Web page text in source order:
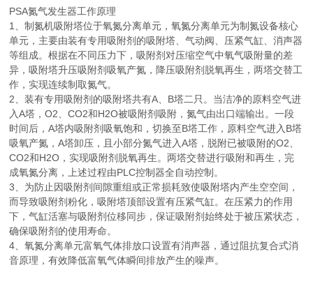
PSA氮气发生器工作原理
1
、制氮机吸附塔位于氧氮分离单元，氧氮分离单元为制氮设备核心
单元，主要由装有专用吸附剂的吸附塔、气动阀、压紧气缸、消声器
等组成。根据在不同压力下，吸附剂对压缩空气中氧气吸附量的差
异，吸附塔升压吸附剂吸氧产氮，降压吸附剂脱氧再生，两塔交替工
作，实现连续制取氮气。
2 、装有专用吸附剂的吸附塔共有A B塔二只。当洁净的原料空气进
入A塔，O2 、CO2和H2O被吸附剂吸附，氮气由出口端输出。一段
时间后，A塔内吸附剂吸氧饱和，切换至B塔工作，原料空气进入 B塔
吸氧产氮，A塔卸压，且小部分氮气进入A塔，脱附已被吸附的O2
CO2和H2O ，实现吸附剂脱氧再生。两塔交替进行吸附和再生，完
成氧氮分离，上述过程由PLC控制器全自动控制。
3 、为防止因吸附剂间隙重组或正常损耗致使吸附塔内产生空空间，
而导致吸附剂粉化，吸附塔顶部设置有压紧气缸。在压紧力的作用
下，气缸活塞与吸附剂位移同步，保证吸附剂始终处于被压紧状态，
确保吸附剂的使用寿命。
4 、氧氮分离单元富氧气体排放口设置有消声器，通过阻抗复合式消
音原理，有效降低富氧气体瞬间排放产生的噪声。